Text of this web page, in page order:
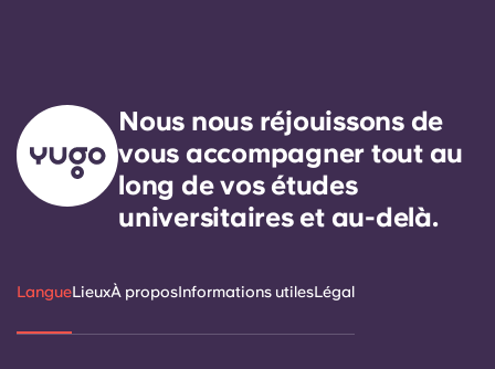
Nous nous réjouissons de
vous accompagner tout au
long de vos études
universitaires et au-delà.
LangueLieuxÀ proposInformations utilesLégal